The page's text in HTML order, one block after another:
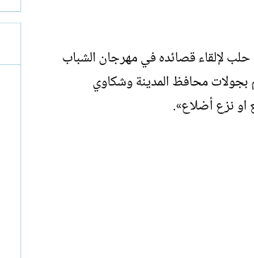
حلب لإلقاء قصائده في مهرجان الشباب
بجولات محافظ المدينة وشكاوي
او نزع أضلاع».